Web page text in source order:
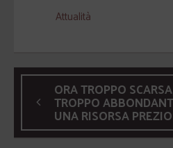
Attualità
ORA TROPPO
TROPPO
UNA RISORSA